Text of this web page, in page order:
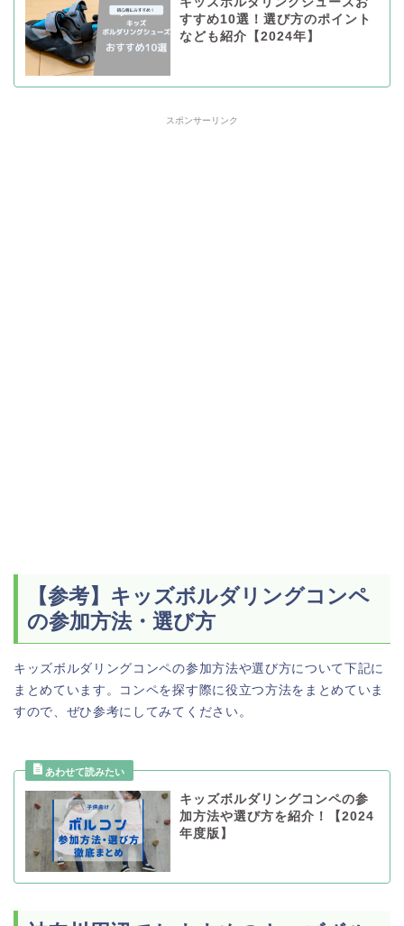
すすめ10選！選び方のポイント
なども紹介【2024年】
スポンサーリンク
【参考】キッズボルダリングコンペ
の参加方法・選び方
キッズボルダリングコンペの参加方法や選び方について下記に
まとめています。コンペを探す際に役立つ方法をまとめていま
すので、ぜひ参考にしてみてください。
キッズボルダリングコンペの参
加方法や選び方を紹介！【2024
年度版】